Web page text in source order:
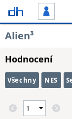
Alien³
Hodnocení
Všechny NES